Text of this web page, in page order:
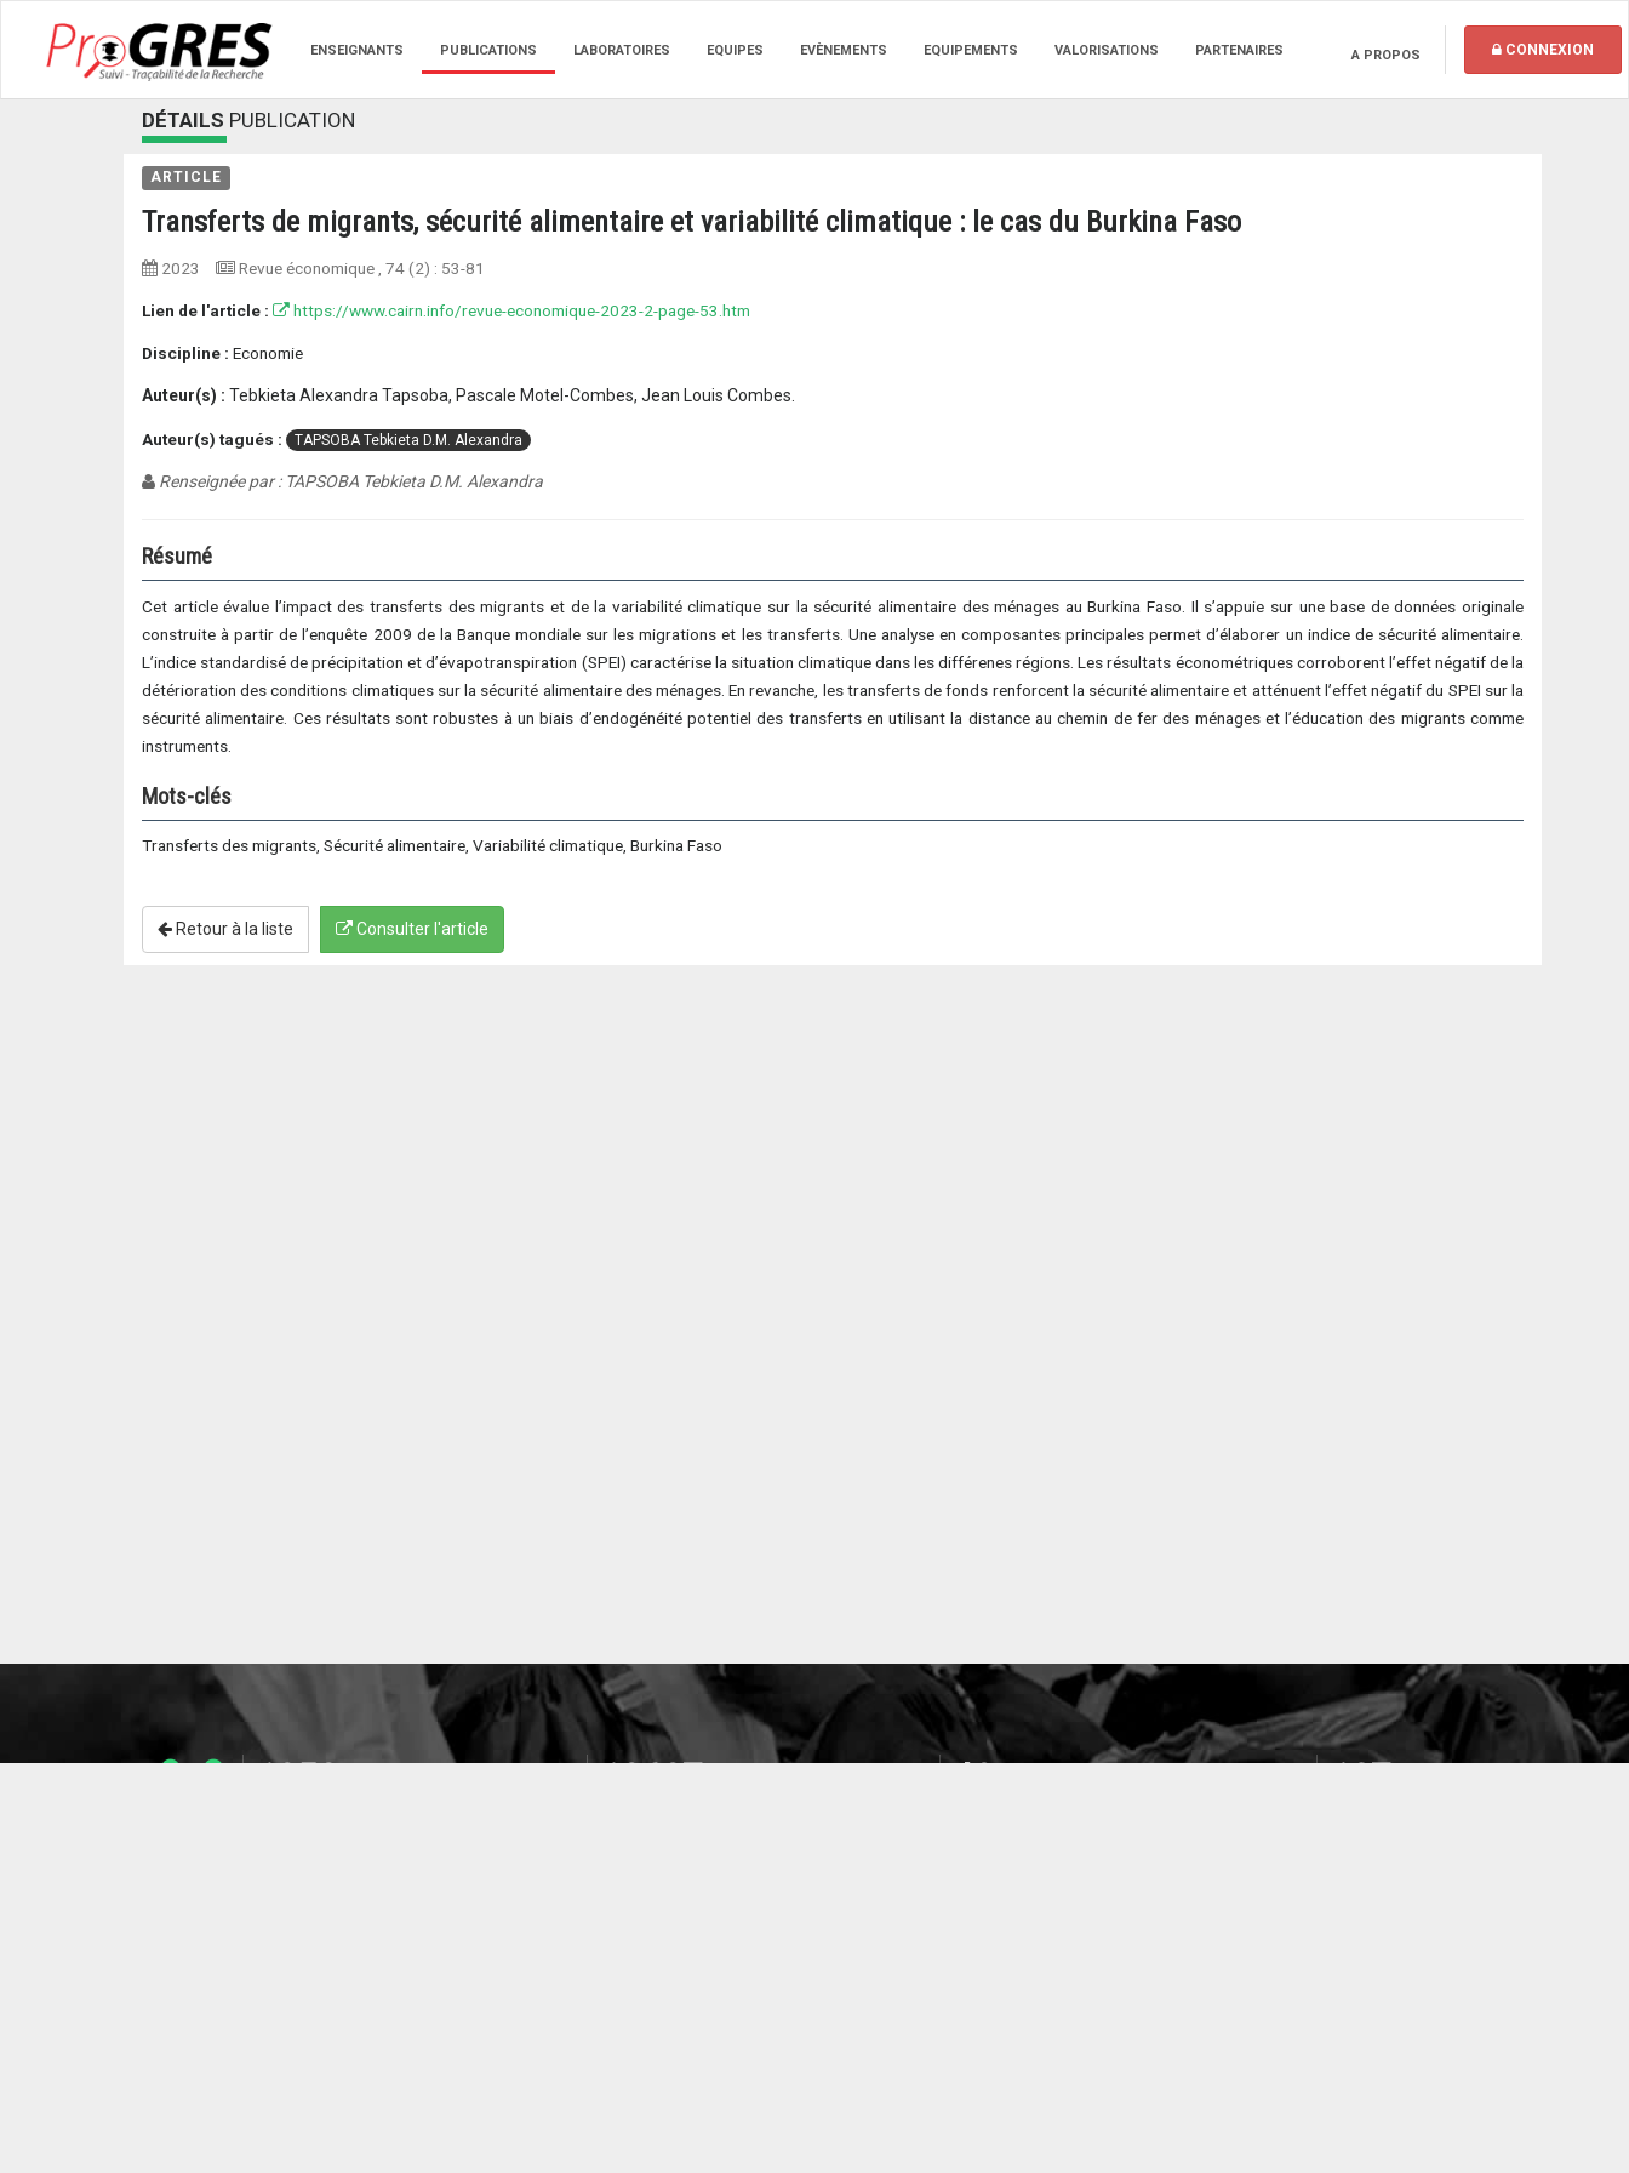
ENSEIGNANTS PUBLICATIONS LABORATOIRES EQUIPES EVÈNEMENTS EQUIPEMENTS VALORISATIONS PARTENAIRES A PROPOS CONNEXION
DÉTAILS PUBLICATION
ARTICLE
Transferts de migrants, sécurité alimentaire et variabilité climatique : le cas du Burkina Faso
2023 Revue économique , 74 (2) : 53-81
Lien de l'article : https://www.cairn.info/revue-economique-2023-2-page-53.htm
Discipline : Economie
Auteur(s) : Tebkieta Alexandra Tapsoba, Pascale Motel-Combes, Jean Louis Combes.
Auteur(s) tagués : TAPSOBA Tebkieta D.M. Alexandra
Renseignée par : TAPSOBA Tebkieta D.M. Alexandra
Résumé
Cet article évalue l’impact des transferts des migrants et de la variabilité climatique sur la sécurité alimentaire des ménages au Burkina Faso. Il s’appuie sur une base de données originale
construite à partir de l’enquête 2009 de la Banque mondiale sur les migrations et les transferts. Une analyse en composantes principales permet d’élaborer un indice de sécurité alimentaire.
L’indice standardisé de précipitation et d’évapotranspiration (SPEI) caractérise la situation climatique dans les différenes régions. Les résultats économétriques corroborent l’effet négatif de la
détérioration des conditions climatiques sur la sécurité alimentaire des ménages. En revanche, les transferts de fonds renforcent la sécurité alimentaire et atténuent l’effet négatif du SPEI sur la
sécurité alimentaire. Ces résultats sont robustes à un biais d’endogénéité potentiel des transferts en utilisant la distance au chemin de fer des ménages et l’éducation des migrants comme
instruments.
Mots-clés
Transferts des migrants, Sécurité alimentaire, Variabilité climatique, Burkina Faso
Retour à la liste Consulter l'article
1053 10637 49 127